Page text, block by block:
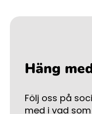
Häng
Följ oss på
med i vad